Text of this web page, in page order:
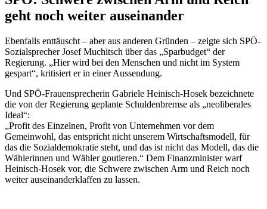
geht noch weiter auseinander
Ebenfalls enttäuscht – aber aus anderen Gründen – zeigte sich SPÖ-
Sozialsprecher Josef Muchitsch über das „Sparbudget“ der
Regierung. „Hier wird bei den Menschen und nicht im System
gespart“, kritisiert er in einer Aussendung.
Und SPÖ-Frauensprecherin Gabriele Heinisch-Hosek bezeichnete
die von der Regierung geplante Schuldenbremse als „neoliberales
Ideal“:
„Profit des Einzelnen, Profit von Unternehmen vor dem
Gemeinwohl, das entspricht nicht unserem Wirtschaftsmodell, für
das die Sozialdemokratie steht, und das ist nicht das Modell, das die
Wählerinnen und Wähler goutieren.“ Dem Finanzminister warf
Heinisch-Hosek vor, die Schwere zwischen Arm und Reich noch
weiter auseinanderklaffen zu lassen.